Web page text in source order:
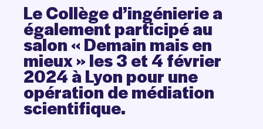
LeCollèged’ingénieriea
égalementparticipéau
salon«Demainmaisen
mieux»les3et4février
2024àLyonpourune
opérationdemédiation
scientifique.